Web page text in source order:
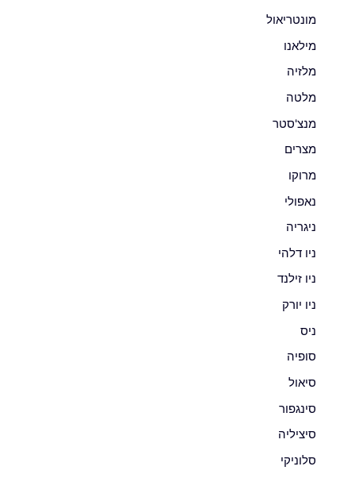
מונטריאול
מילאנו
מלזיה
מלטה
מנצ'סטר
מצרים
מרוקו
נאפולי
ניגריה
ניו דלהי
ניו זילנד
ניו יורק
ניס
סופיה
סיאול
סינגפור
סיציליה
סלוניקי